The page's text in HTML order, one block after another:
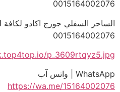
0015164002076
الساحر السفلي جورج اكادو
0015164002076
p_3609rtqyz5.jpg
WhatsApp | واتس آب
https://wa.me/15164002076